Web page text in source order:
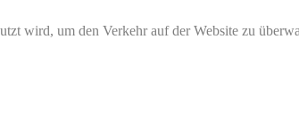
wird, um den Verkehr auf der Website zu